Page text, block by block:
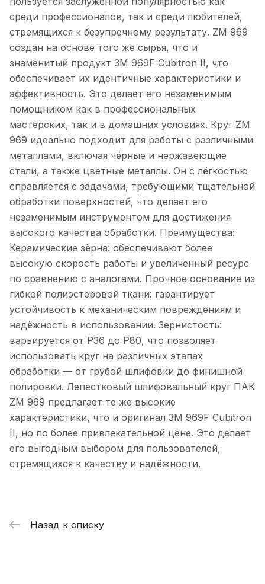
среди профессионалов, так и среди любителей,
стремящихся к безупречному результату. ZM 969
создан на основе того же сырья, что и
знаменитый продукт 3M 969F Cubitron II, что
обеспечивает их идентичные характеристики и
эффективность. Это делает его незаменимым
помощником как в профессиональных
мастерских, так и в домашних условиях. Круг ZM
969 идеально подходит для работы с различными
металлами, включая чёрные и нержавеющие
стали, а также цветные металлы. Он с лёгкостью
справляется с задачами, требующими тщательной
обработки поверхностей, что делает его
незаменимым инструментом для достижения
высокого качества обработки. Преимущества:
Керамические зёрна: обеспечивают более
высокую скорость работы и увеличенный ресурс
по сравнению с аналогами. Прочное основание из
гибкой полиэстеровой ткани: гарантирует
устойчивость к механическим повреждениям и
надёжность в использовании. Зернистость:
варьируется от P36 до P80, что позволяет
использовать круг на различных этапах
обработки — от грубой шлифовки до финишной
полировки. Лепестковый шлифовальный круг ПАК
ZM 969 предлагает те же высокие
характеристики, что и оригинал 3M 969F Cubitron
II, но по более привлекательной цене. Это делает
его выгодным выбором для пользователей,
стремящихся к качеству и надёжности.
Назад к списку